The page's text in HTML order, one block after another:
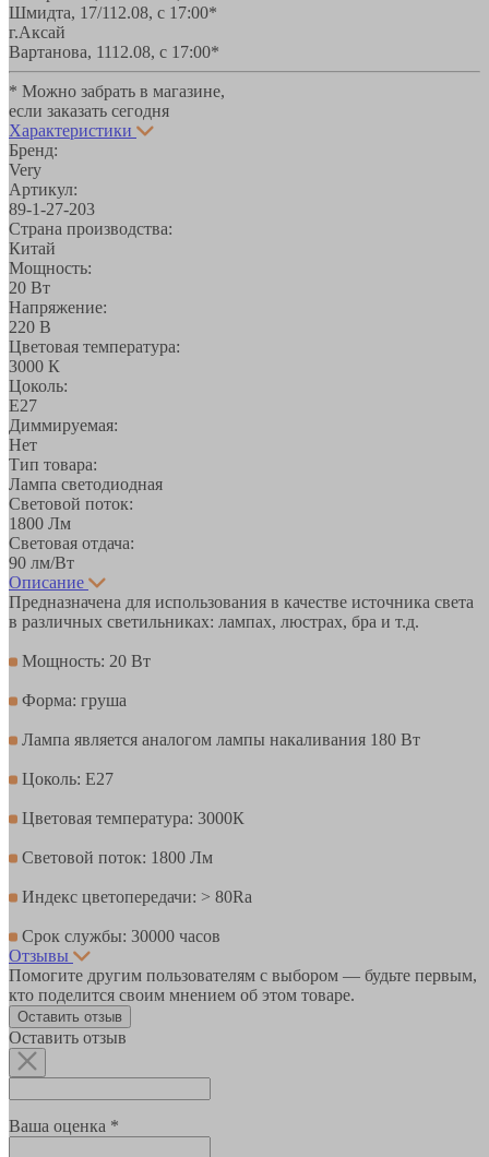
Шмидта, 17/112.08, с 17:00*
г.Аксай
Вартанова, 1112.08, с 17:00*
* Можно забрать в магазине,
если заказать сегодня
Характеристики
Бренд:
Very
Артикул:
89-1-27-203
Страна производства:
Китай
Мощность:
20 Вт
Напряжение:
220 В
Цветовая температура:
3000 К
Цоколь:
E27
Диммируемая:
Нет
Тип товара:
Лампа светодиодная
Световой поток:
1800 Лм
Световая отдача:
90 лм/Вт
Описание
Предназначена для использования в качестве источника света
в различных светильниках: лампах, люстрах, бра и т.д.
Мощность: 20 Вт
Форма: груша
Лампа является аналогом лампы накаливания 180 Вт
Цоколь: Е27
Цветовая температура: 3000К
Световой поток: 1800 Лм
Индекс цветопередачи: > 80Ra
Срок службы: 30000 часов
Отзывы
Помогите другим пользователям с выбором — будьте первым,
кто поделится своим мнением об этом товаре.
Оставить отзыв
Оставить отзыв
Ваша оценка *